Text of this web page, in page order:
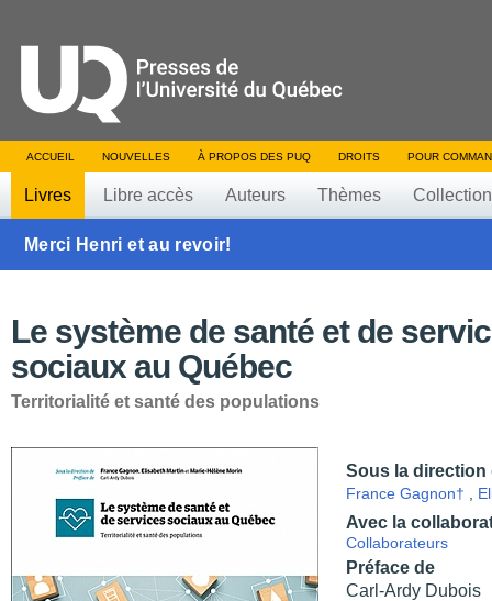
ACCUEIL NOUVELLES À PROPOS DES PUQ DROITS POUR
Livres Libre accès Auteurs Thèmes
Merci Henri et au revoir!
Le système de santé et de
sociaux au Québec
Territorialité et santé des populations
Sous la direction
France Gagnon†
Avec la
Collaborateurs
Préface de
Carl-Ardy Dubois